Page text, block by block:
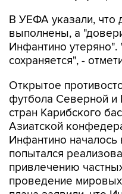
В УЕФА указали, что
выполнены, а
Инфантино утеряно".
сохраняется", -
Открытое
футбола Северной и
стран Карибского
Азиатской
Инфантино началось
попытался
привлечению
проведение